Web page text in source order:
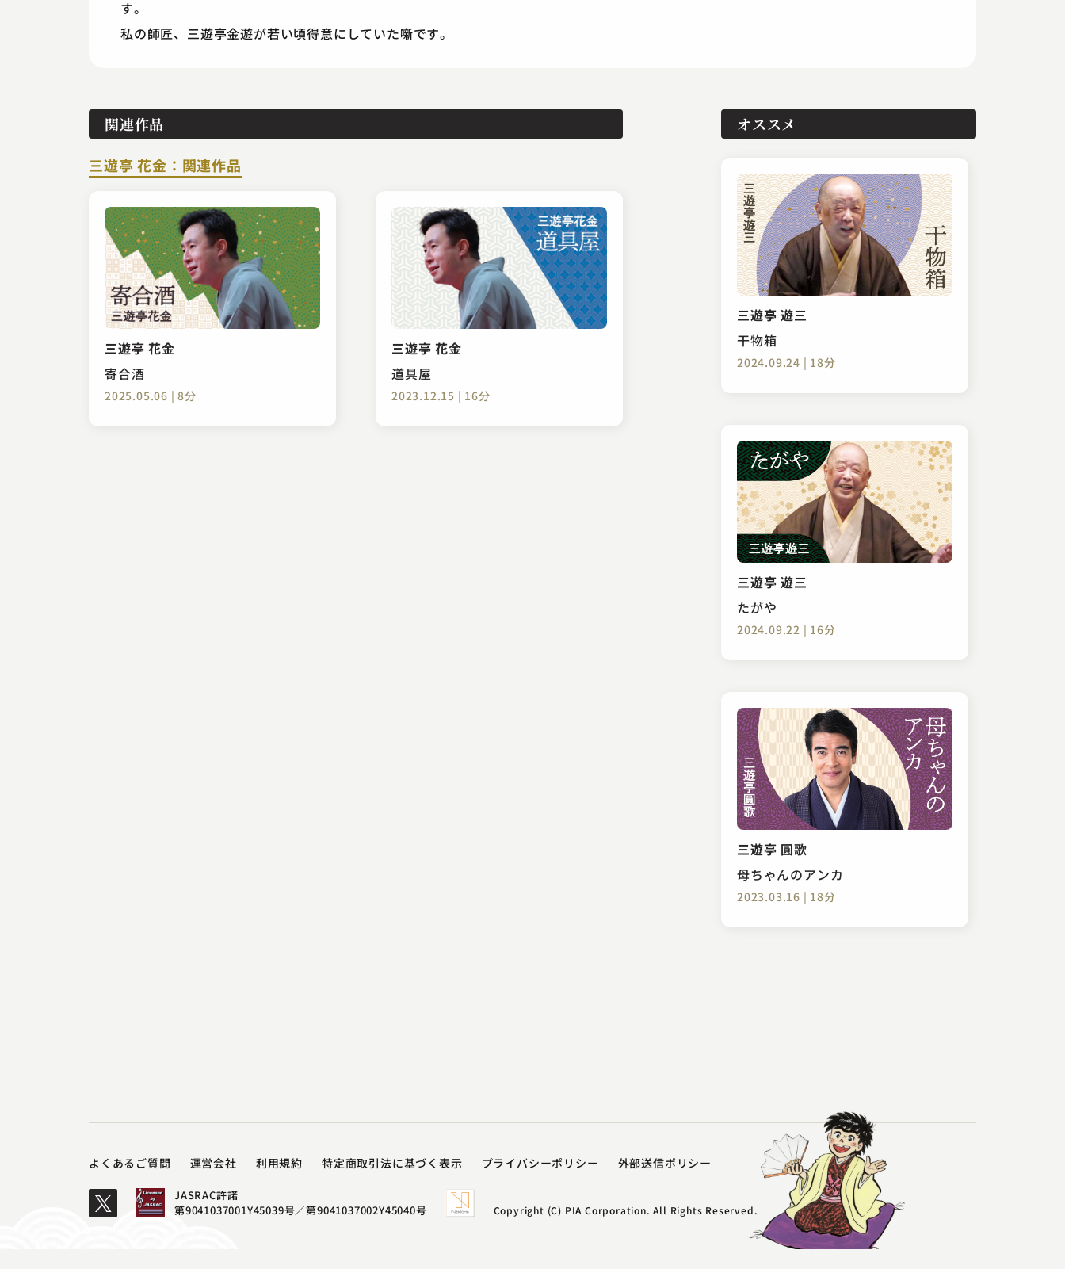
す。
私の師匠、三遊亭金遊が若い頃得意にしていた噺です。
関連作品
三遊亭 花金：関連作品
三遊亭 花金
寄合酒
2025.05.06 | 8分
三遊亭 花金
道具屋
2023.12.15 | 16分
オススメ
三遊亭 遊三
干物箱
2024.09.24 | 18分
三遊亭 遊三
たがや
2024.09.22 | 16分
三遊亭 圓歌
母ちゃんのアンカ
2023.03.16 | 18分
よくあるご質問 運営会社 利用規約 特定商取引法に基づく表示 プライバシーポリシー​ 外部送信ポリシー
JASRAC許諾
第9041037001Y45039号／第9041037002Y45040号 Copyright (C) PIA Corporation. All Rights Reserved.